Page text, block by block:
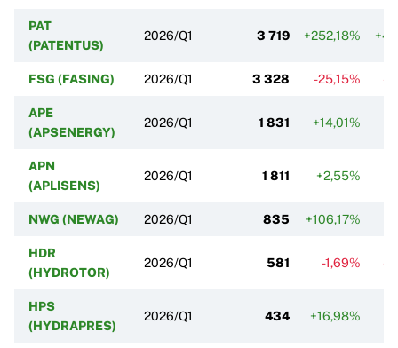
PAT
(PATENTUS)
2026/Q1 3 719 +252,18%
FSG (FASING) 2026/Q1 3 328 -25,15% -
APE
(APSENERGY)
2026/Q1 1 831 +14,01%
APN
(APLISENS)
2026/Q1 1 811 +2,55%
NWG (NEWAG) 2026/Q1 835 +106,17%
HDR
(HYDROTOR)
2026/Q1 581 -1,69% -
HPS
(HYDRAPRES)
2026/Q1 434 +16,98%